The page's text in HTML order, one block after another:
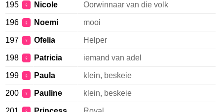
195 ♀ Nicole Oorwinnaar van die volk
196 ♀ Noemi mooi
197 ♀ Ofelia Helper
198 ♀ Patricia iemand van adel
199 ♀ Paula klein, beskeie
200 ♀ Pauline klein, beskeie